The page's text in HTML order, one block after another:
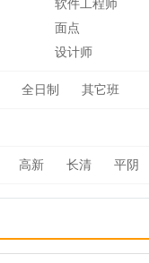
软件工程师
面点
设计师
全日制 其它班
高新 长清 平阴